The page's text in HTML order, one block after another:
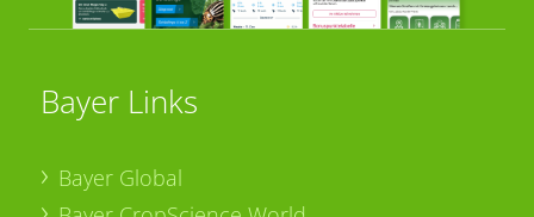
Bayer Links
Bayer Global